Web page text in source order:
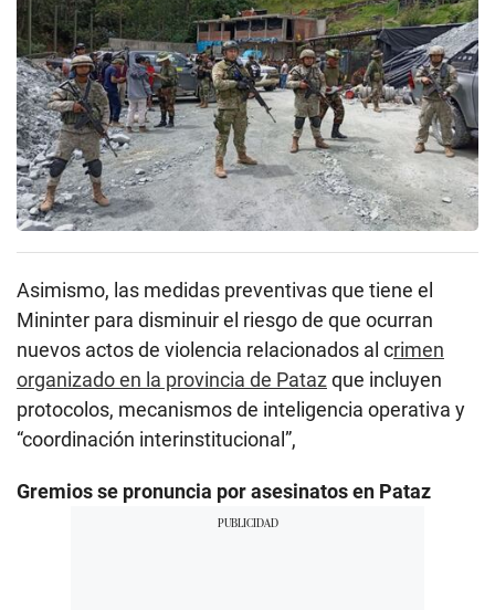
Asimismo, las medidas preventivas que tiene el
Mininter para disminuir el riesgo de que ocurran
nuevos actos de violencia relacionados al crimen
organizado en la provincia de Pataz que incluyen
protocolos, mecanismos de inteligencia operativa y
“coordinación interinstitucional”,
Gremios se pronuncia por asesinatos en Pataz